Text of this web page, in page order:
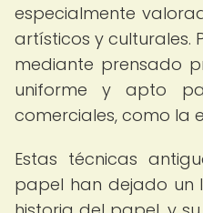
especialmente
artísticos y culturales.
mediante prensado
uniforme y apto
comerciales, como la
Estas técnicas
papel han dejado un